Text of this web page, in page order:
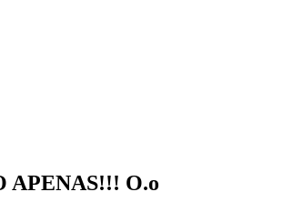
APENAS!!! O.o